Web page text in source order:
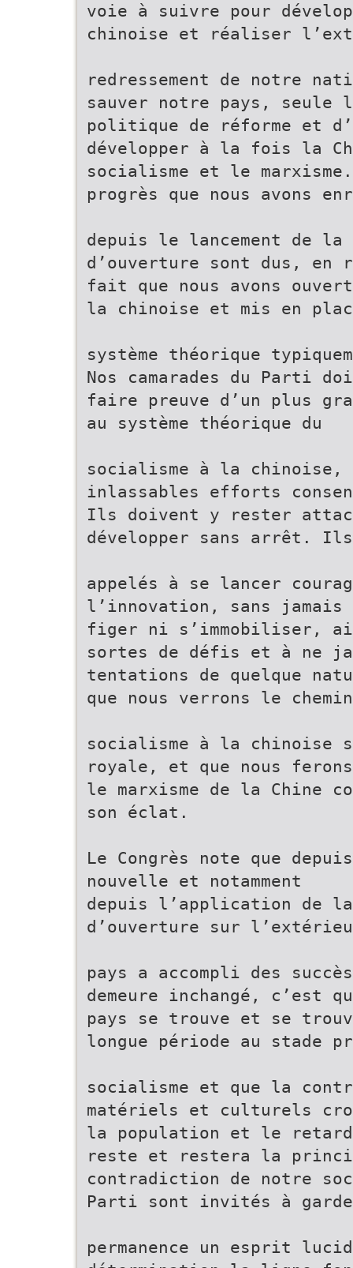
voie à suivre pour
chinoise et réaliser
redressement de notre
sauver notre pays, seule
politique de réforme et
développer à la fois la
socialisme et le
progrès que nous avons
depuis le lancement de
d’ouverture sont dus, en
fait que nous avons
la chinoise et mis en
système théorique
Nos camarades du Parti
faire preuve d’un plus
au système théorique du
socialisme à la
inlassables efforts
Ils doivent y rester
développer sans arrêt.
appelés à se lancer
l’innovation, sans jamais
figer ni s’immobiliser,
sortes de défis et à ne
tentations de quelque
que nous verrons le
socialisme à la chinoise
royale, et que nous
le marxisme de la Chine
son éclat.
Le Congrès note que
nouvelle et notamment
depuis l’application de
d’ouverture sur
pays a accompli des
demeure inchangé, c’est
pays se trouve et se
longue période au stade
socialisme et que la
matériels et culturels
la population et le
reste et restera la
contradiction de notre
Parti sont invités à
permanence un esprit